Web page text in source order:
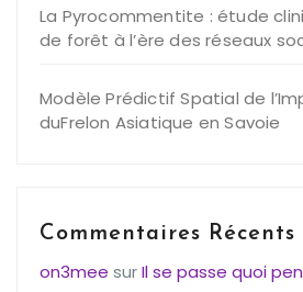
La Pyrocommentite : étude
de forêt à l’ère des réseaux
Modèle Prédictif Spatial de
duFrelon Asiatique en Savoie
Commentaires Récents
on3mee surIl se passe quoi